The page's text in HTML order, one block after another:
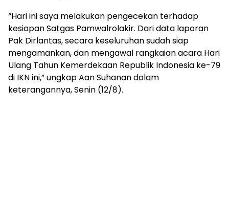
“Hari ini saya melakukan pengecekan terhadap
kesiapan Satgas Pamwalrolakir. Dari data laporan
Pak Dirlantas, secara keseluruhan sudah siap
mengamankan, dan mengawal rangkaian acara Hari
Ulang Tahun Kemerdekaan Republik Indonesia ke-79
di IKN ini,” ungkap Aan Suhanan dalam
keterangannya, Senin (12/8).